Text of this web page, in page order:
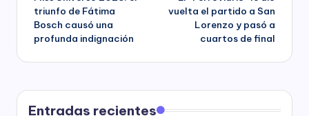
navigation
triunfo de Fátima
Bosch causó una
profunda indignación
vuelta el partido a San
Lorenzo y pasó a
cuartos de final
Entradas recientes